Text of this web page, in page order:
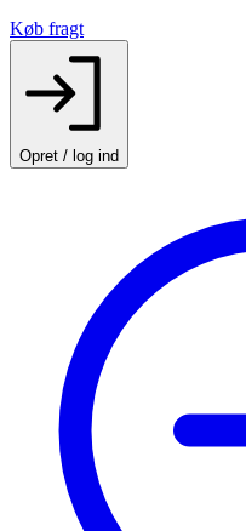
Køb fragt
Opret / log ind